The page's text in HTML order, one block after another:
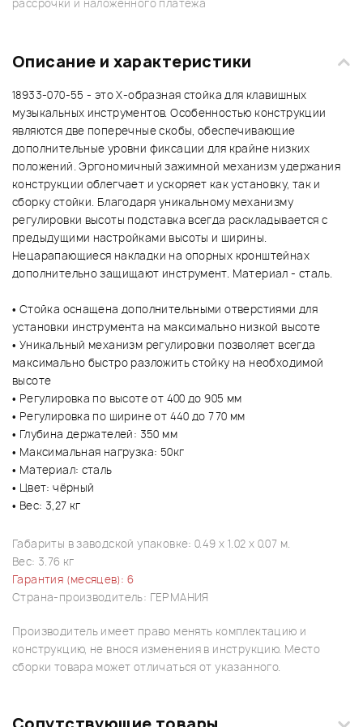
рассрочки и наложенного платежа
Описание и характеристики
18933-070-55 - это X-образная стойка для клавишных
музыкальных инструментов. Особенностью конструкции
являются две поперечные скобы, обеспечивающие
дополнительные уровни фиксации для крайне низких
положений. Эргономичный зажимной механизм удержания
конструкции облегчает и ускоряет как установку, так и
сборку стойки. Благодаря уникальному механизму
регулировки высоты подставка всегда раскладывается с
предыдущими настройками высоты и ширины.
Нецарапающиеся накладки на опорных кронштейнах
дополнительно защищают инструмент. Материал - сталь.
• Стойка оснащена дополнительными отверстиями для
установки инструмента на максимально низкой высоте
• Уникальный механизм регулировки позволяет всегда
максимально быстро разложить стойку на необходимой
высоте
• Регулировка по высоте от 400 до 905 мм
• Регулировка по ширине от 440 до 770 мм
• Глубина держателей: 350 мм
• Максимальная нагрузка: 50кг
• Материал: сталь
• Цвет: чёрный
• Вес: 3,27 кг
Габариты в заводской упаковке: 0.49 x 1.02 x 0.07 м.
Вес: 3.76 кг
Гарантия (месяцев): 6
Страна-производитель: ГЕРМАНИЯ
Производитель имеет право менять комплектацию и
конструкцию, не внося изменения в инструкцию. Место
сборки товара может отличаться от указанного.